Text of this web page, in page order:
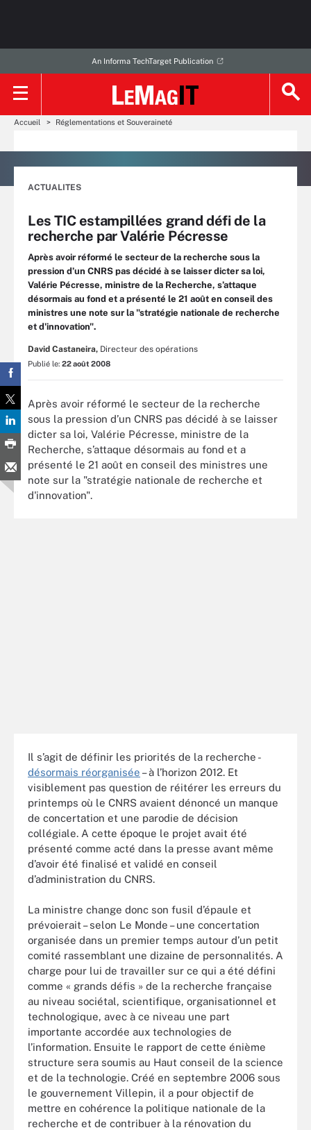
An Informa TechTarget Publication
Accueil Réglementations et Souveraineté
ACTUALITES
Les TIC estampillées grand défi de la
recherche par Valérie Pécresse
Après avoir réformé le secteur de la recherche sous la
pression d’un CNRS pas décidé à se laisser dicter sa loi,
Valérie Pécresse, ministre de la Recherche, s’attaque
désormais au fond et a présenté le 21 août en conseil des
ministres une note sur la "stratégie nationale de recherche
et d'innovation".
David Castaneira, Directeur des opérations
Publié le: 22 août 2008
Après avoir réformé le secteur de la recherche
sous la pression d’un CNRS pas décidé à se laisser
dicter sa loi, Valérie Pécresse, ministre de la
Recherche, s’attaque désormais au fond et a
présenté le 21 août en conseil des ministres une
note sur la "stratégie nationale de recherche et
d'innovation".
Il s’agit de définir les priorités de la recherche -
désormais réorganisée – à l’horizon 2012. Et
visiblement pas question de réitérer les erreurs du
printemps où le CNRS avaient dénoncé un manque
de concertation et une parodie de décision
collégiale. A cette époque le projet avait été
présenté comme acté dans la presse avant même
d’avoir été finalisé et validé en conseil
d’administration du CNRS.
La ministre change donc son fusil d’épaule et
prévoierait – selon Le Monde – une concertation
organisée dans un premier temps autour d’un petit
comité rassemblant une dizaine de personnalités. A
charge pour lui de travailler sur ce qui a été défini
comme « grands défis » de la recherche française
au niveau sociétal, scientifique, organisationnel et
technologique, avec à ce niveau une part
importante accordée aux technologies de
l’information. Ensuite le rapport de cette énième
structure sera soumis au Haut conseil de la science
et de la technologie. Créé en septembre 2006 sous
le gouvernement Villepin, il a pour objectif de
mettre en cohérence la politique nationale de la
recherche et de contribuer à la rénovation du